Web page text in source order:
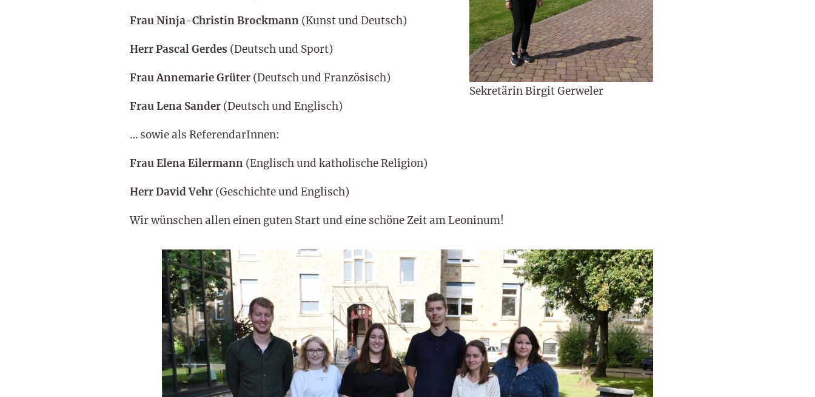
Sekretärin Birgit Gerweler
Frau Ninja-Christin Brockmann(Kunst und Deutsch)
Herr Pascal Gerdes (Deutsch und Sport)
Frau Annemarie Grüter(Deutsch und Französisch)
Frau Lena Sander(Deutsch und Englisch)
… sowie als ReferendarInnen:
Frau Elena Eilermann(Englisch und katholische Religion)
Herr David Vehr(Geschichte und Englisch)
Wir wünschen allen einen guten Start und eine schöne Zeit am Leoninum!